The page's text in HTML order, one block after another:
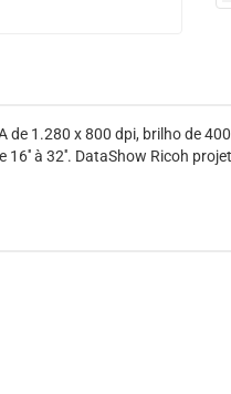
1.280 x 800 dpi, brilho de
à 32''. DataShow Ricoh